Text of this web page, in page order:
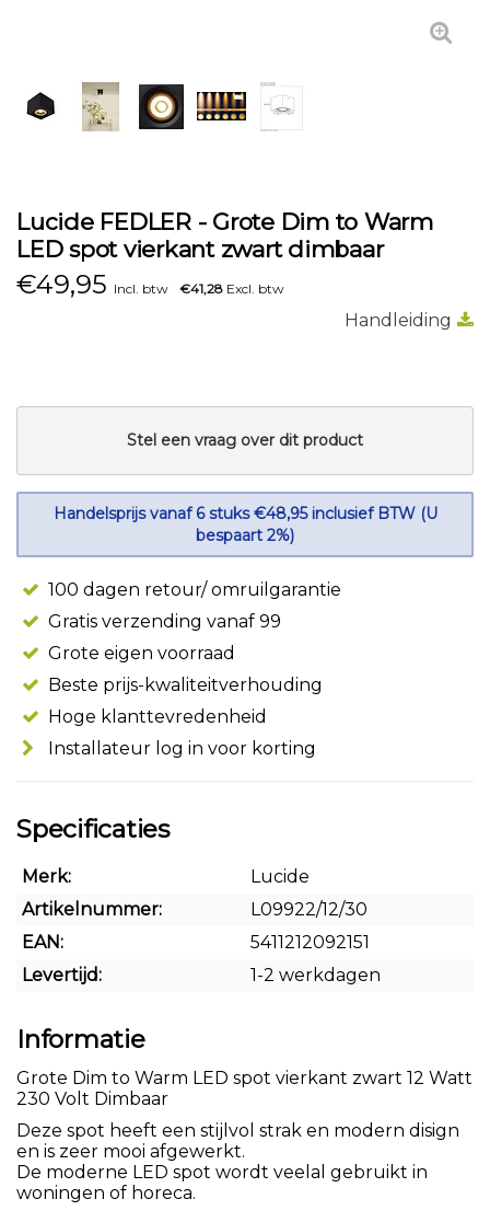
Lucide FEDLER - Grote Dim to Warm
LED spot vierkant zwart dimbaar
€49,95 Incl. btw €41,28 Excl. btw
Handleiding
Stel een vraag over dit product
Handelsprijs vanaf 6 stuks €48,95 inclusief BTW (U
bespaart 2%)
100 dagen retour/ omruilgarantie
Gratis verzending vanaf 99
Grote eigen voorraad
Beste prijs-kwaliteitverhouding
Hoge klanttevredenheid
Installateur log in voor korting
Specificaties
Merk:
Lucide
Artikelnummer:
L09922/12/30
EAN:
5411212092151
Levertijd:
1-2 werkdagen
Informatie
Grote Dim to Warm LED spot vierkant zwart 12 Watt
230 Volt Dimbaar
Deze spot heeft een stijlvol strak en modern disign
en is zeer mooi afgewerkt.
De moderne LED spot wordt veelal gebruikt in
woningen of horeca.